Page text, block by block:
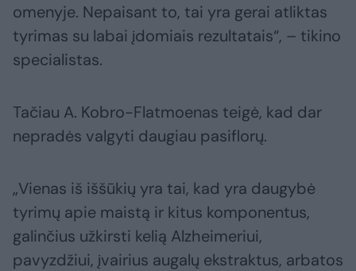
omenyje. Nepaisant to, tai yra gerai atliktas
tyrimas su labai įdomiais rezultatais“, – tikino
specialistas.
Tačiau A. Kobro-Flatmoenas teigė, kad dar
nepradės valgyti daugiau pasiflorų.
„Vienas iš iššūkių yra tai, kad yra daugybė
tyrimų apie maistą ir kitus komponentus,
galinčius užkirsti kelią Alzheimeriui,
pavyzdžiui, įvairius augalų ekstraktus, arbatos